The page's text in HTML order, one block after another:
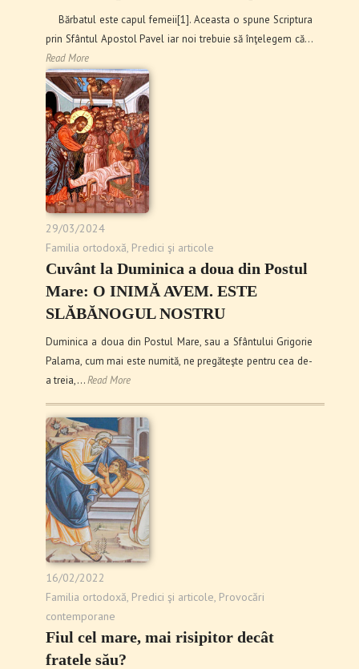
Bărbatul este capul femeii[1]. Aceasta o spune Scriptura
prin Sfântul Apostol Pavel iar noi trebuie să înţelegem că…
Read More
29/03/2024
Familia ortodoxă, Predici şi articole
Cuvânt la Duminica a doua din Postul
Mare: O INIMĂ AVEM. ESTE
SLĂBĂNOGUL NOSTRU
Duminica a doua din Postul Mare, sau a Sfântului Grigorie
Palama, cum mai este numită, ne pregăteşte pentru cea de-
a treia,…Read More
16/02/2022
Familia ortodoxă, Predici şi articole, Provocări
contemporane
Fiul cel mare, mai risipitor decât
fratele său?